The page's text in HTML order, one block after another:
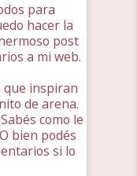
para
hacer la
post
a mi web.
que inspiran
de arena.
como le
bien podés
si lo